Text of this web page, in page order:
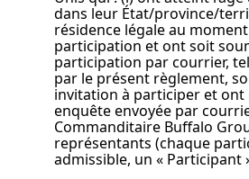
dans leur État/province/
résidence légale au
participation et ont soit
participation par courrier,
par le présent règlement,
invitation à participer et ont
enquête envoyée par
Commanditaire Buffalo
représentants (chaque
admissible, un « Participant